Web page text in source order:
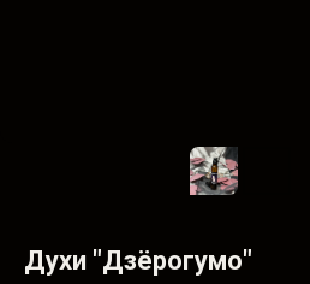
Духи "Дзёрогумо"